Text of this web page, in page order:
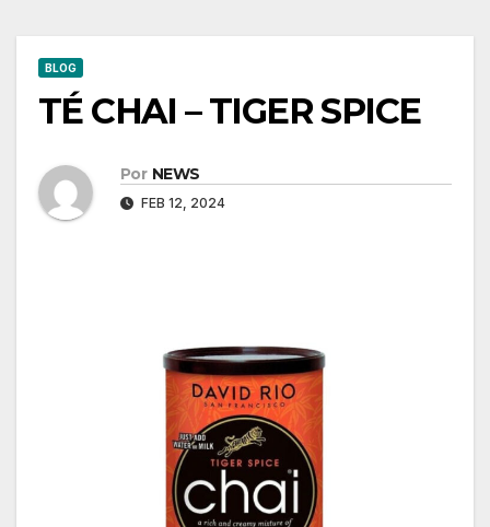
BLOG
TÉ CHAI – TIGER SPICE
Por NEWS
FEB 12, 2024